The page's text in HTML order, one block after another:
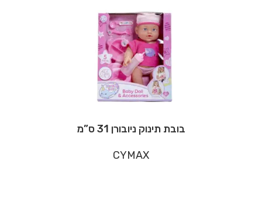
בובת תינוק ניובורן 31 ס”מ
CYMAX